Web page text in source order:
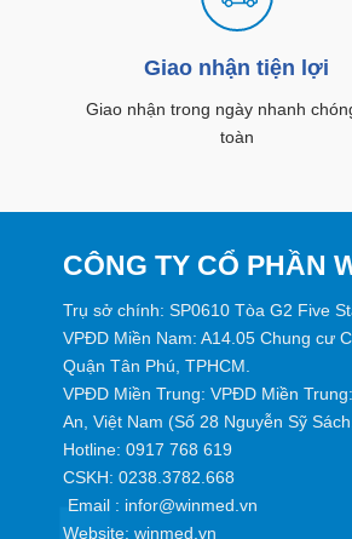
Giao nhận tiện lợi
Giao nhận trong ngày nhanh
toàn
CÔNG TY CỔ PHẦN
Trụ sở chính: SP0610 Tòa G2 Five
VPĐD Miền Nam: A14.05 Chung cư
Quận Tân Phú, TPHCM.
VPĐD Miền Trung: VPĐD Miền
An, Việt Nam (Số 28 Nguyễn Sỹ
Hotline: 0917 768 619
CSKH: 0238.3782.668
Email : infor@winmed.vn
Website: winmed.vn